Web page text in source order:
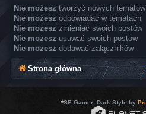
Nie możesz tworzyć nowych tematów
Nie możesz odpowiadać w tematach
Nie możesz zmieniać swoich postów
Nie możesz usuwać swoich postów
Nie możesz dodawać załączników
Strona główna
*SE Gamer: Dark Style by